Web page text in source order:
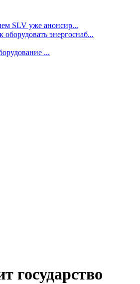
SLV уже анонсир...
энергоснаб...
...
государство